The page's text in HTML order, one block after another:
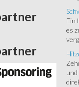
Ein
es